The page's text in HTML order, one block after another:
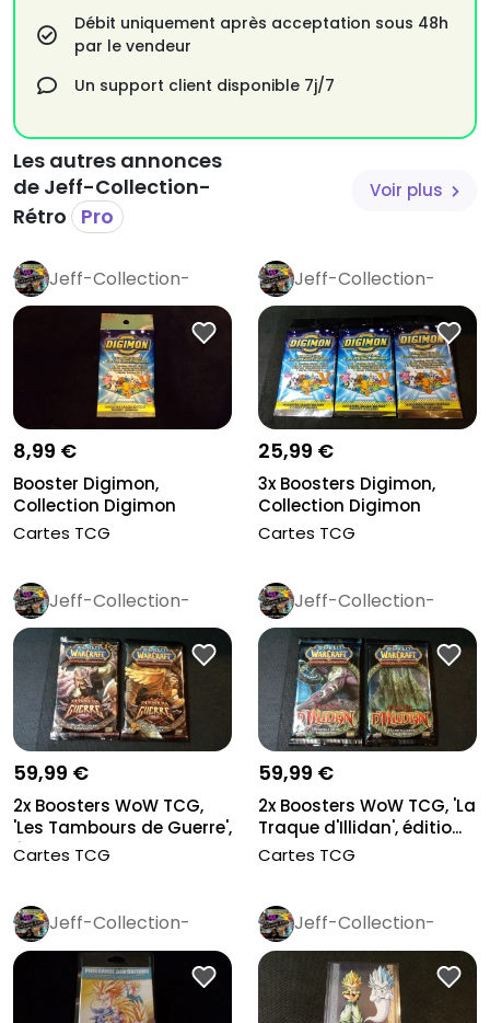
encore!
N'hésitez pas à me contacter pour toutes demandes.
Débit uniquement après acceptation sous 48h
par le vendeur
Un support client disponible 7j/7
Les autres annonces
de Jeff-Collection-
Rétro Pro
Voir plus
Jeff-Collection-
Rétro Pro
8,99 €
Booster Digimon,
Collection Digimon
Animated serie...
Cartes TCG
Jeff-Collection-
Rétro Pro
25,99 €
3x Boosters Digimon,
Collection Digimon
Animated s...
Cartes TCG
Jeff-Collection-
Rétro Pro
59,99 €
2x Boosters WoW TCG,
'Les Tambours de Guerre',
édi...
Cartes TCG
Jeff-Collection-
Rétro Pro
59,99 €
2x Boosters WoW TCG, 'La
Traque d'Illidan', éditio...
Cartes TCG
Jeff-Collection-
Rétro Pro
Jeff-Collection-
Rétro Pro